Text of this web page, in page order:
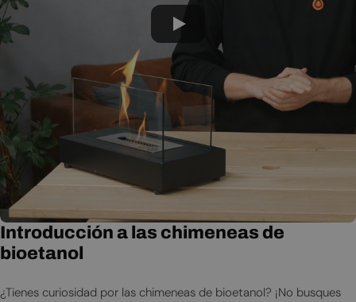
Introducción a las chimeneas de
bioetanol
¿Tienes curiosidad por las chimeneas de bioetanol? ¡No busques